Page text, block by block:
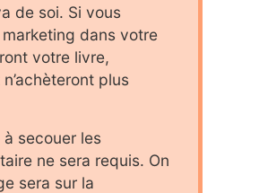
de soi. Si vous
dans votre
votre livre,
plus
secouer les
ne sera requis. On
sera sur la